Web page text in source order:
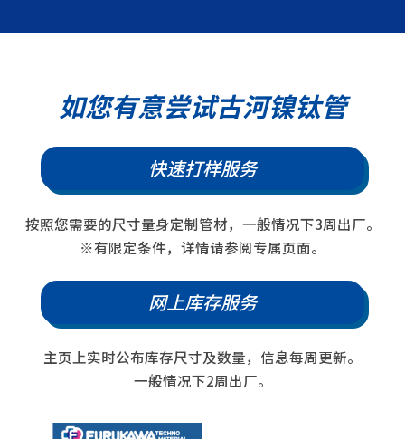
如您有意尝试古河镍钛管
快速打样服务
按照您需要的尺寸量身定制管材，一般情况下3周出厂。
※有限定条件，详情请参阅专属页面。
网上库存服务
主页上实时公布库存尺寸及数量，信息每周更新。
一般情况下2周出厂。